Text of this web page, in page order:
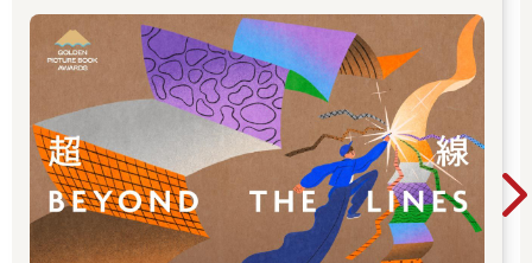
「跨域應用獎」、「年度繪本獎」，以及「金繪
大獎」。